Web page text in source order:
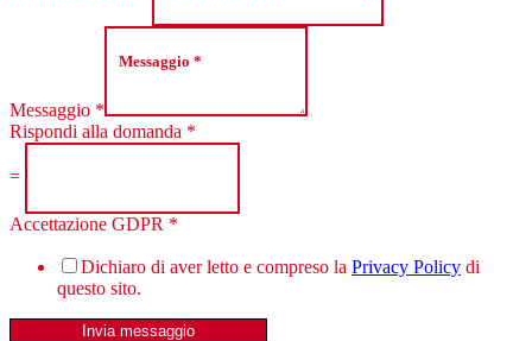
Messaggio *
Rispondi alla domanda *
=
Accettazione GDPR *
Dichiaro di aver letto e compreso la Privacy Policy di
questo sito.
Invia messaggio